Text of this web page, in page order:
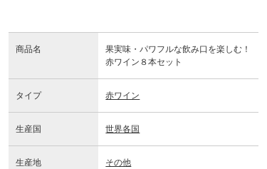
商品名
果実味・パワフルな飲み口を楽しむ！
赤ワイン８本セット
タイプ 赤ワイン
生産国 世界各国
生産地 その他